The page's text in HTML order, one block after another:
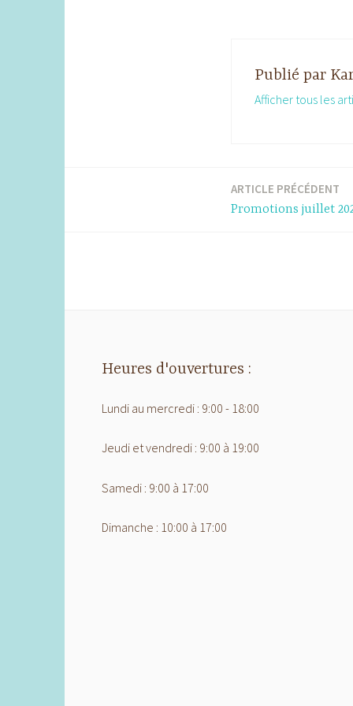
Publié par
Afficher tous les
ARTICLE PRÉCÉDENT
Promotions juillet
Heures d'ouvertures :
Lundi au mercredi : 9:00 - 18:00
Jeudi et vendredi : 9:00 à 19:00
Samedi : 9:00 à 17:00
Dimanche : 10:00 à 17:00